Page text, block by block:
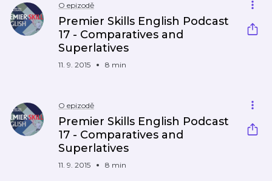
O epizodě
Premier Skills English Podcast
17 - Comparatives and
Superlatives
11. 9. 2015 8 min
O epizodě
Premier Skills English Podcast
17 - Comparatives and
Superlatives
11. 9. 2015 8 min